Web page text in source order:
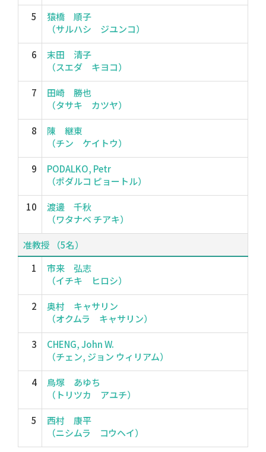
5
猿橋 順子
（サルハシ ジユンコ）
6
末田 清子
（スエダ キヨコ）
7
田崎 勝也
（タサキ カツヤ）
8
陳 継東
（チン ケイトウ）
9
PODALKO, Petr
（ポダルコ ピョートル）
10
渡邊 千秋
（ワタナベ チアキ）
准教授 （5名）
1
市来 弘志
（イチキ ヒロシ）
2
奥村 キャサリン
（オクムラ キャサリン）
3
CHENG, John W.
（チェン, ジョン ウィリアム）
4
鳥塚 あゆち
（トリツカ アユチ）
5
西村 康平
（ニシムラ コウヘイ）